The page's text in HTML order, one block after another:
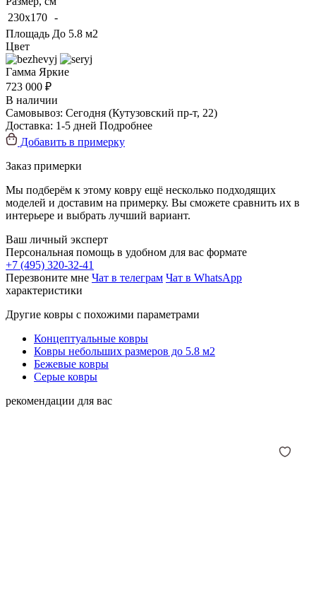
230x170 -
Площадь До 5.8 м2
Цвет
Гамма Яркие
723 000 ₽
В наличии
Самовывоз: Сегодня (Кутузовский пр-т, 22)
Доставка: 1-5 дней Подробнее
Добавить в примерку
Заказ примерки
Мы подберём к этому ковру ещё несколько подходящих
моделей и доставим на примерку. Вы сможете сравнить их в
интерьере и выбрать лучший вариант.
Ваш личный эксперт
Персональная помощь в удобном для вас формате
+7 (495) 320-32-41
Перезвоните мне Чат в телеграм Чат в WhatsApp
характеристики
Другие ковры с похожими параметрами
Концептуальные ковры
Ковры небольших размеров до 5.8 м2
Бежевые ковры
Серые ковры
рекомендации для вас